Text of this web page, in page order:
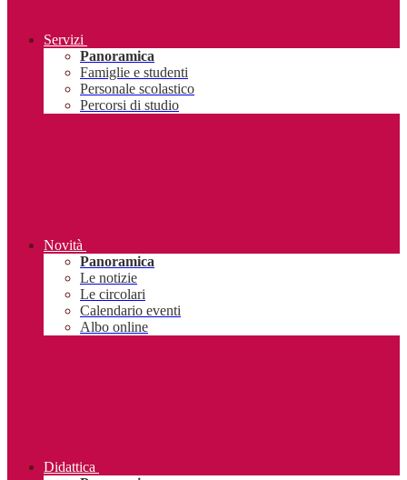
Servizi
Panoramica
Famiglie e studenti
Personale scolastico
Percorsi di studio
Novità
Panoramica
Le notizie
Le circolari
Calendario eventi
Albo online
Didattica